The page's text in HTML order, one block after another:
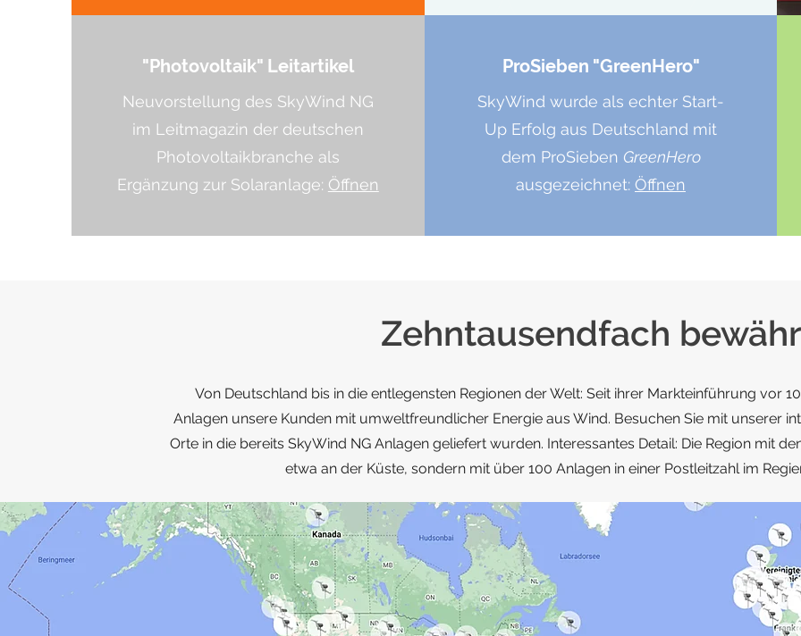
"Photovoltaik" Leitartikel
Neuvorstellung des SkyWind NG
im Leitmagazin der deutschen
Photovoltaikbranche als
Ergänzung zur Solaranlage: Öffnen
ProSieben "GreenHero"
SkyWind wurde als echter Start-
Up Erfolg aus Deutschland mit
dem ProSieben GreenHero
ausgezeichnet: Öffnen
Zehntausendfach
Von Deutschland bis in die entlegensten Regionen der Welt: Seit ihrer Markteinführung vor
Anlagen unsere Kunden mit umweltfreundlicher Energie aus Wind. Besuchen Sie mit unserer
Orte in die bereits SkyWind NG Anlagen geliefert wurden. Interessantes Detail: Die Region mit
etwa an der Küste, sondern mit über 100 Anlagen in einer Postleitzahl im